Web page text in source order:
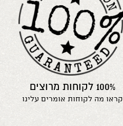
100% לקוחות מרוצים
קראו מה לקוחות אומרים עלינו